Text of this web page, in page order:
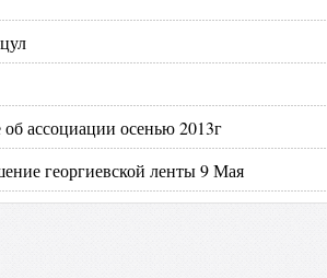
ассоциации осенью 2013г
георгиевской ленты 9 Мая